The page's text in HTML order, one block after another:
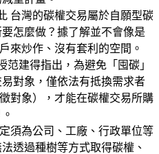
台灣的碳權交易屬於自願型碳
怎麼做？據了解並不會像是
來炒作、沒有套利的空間。
建得指出，為避免「囤碳」
對象，僅依法有抵換需求者
對象），才能在碳權交易所購
須為公司、工廠、行政單位等
透過種樹等方式取得碳權、